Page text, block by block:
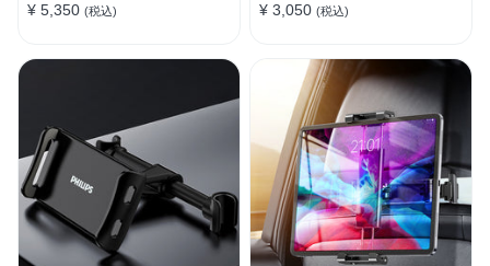
¥ 5,350 (税込) ¥ 3,050 (税込)